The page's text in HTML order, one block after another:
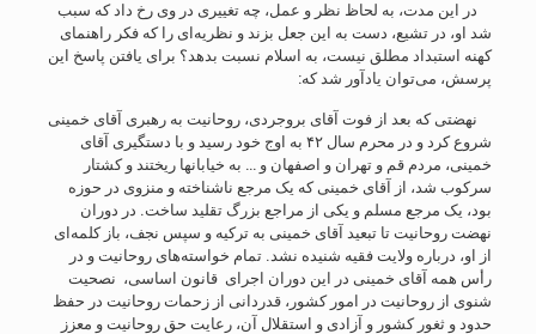
در این مدت، به لحاظ نظر و عمل، چه تغییری در وی رخ داد که سبب
شد او، در تشیع، دست به این جعل بزند و نظریه‌ای را که فکر راهنمای
کهنه استبداد مطلق نیست، به اسلام نسبت بدهد؟ برای یافتن پاسخ این
پرسش، می‌توان یادآور شد که:
نهضتی که بعد از فوت آقای بروجردی، روحانیت به رهبری آقای خمینی
شروع کرد و در محرم سال ۴۲ به اوج خود رسید و با دستگیری آقای
خمینی، مردم قم و تهران و اصفهان و … به خیابانها ریختند و کشتار
سرکوب شد، از آقاى خمینى که یک مرجع ناشناخته و منزوى در حوزه
بود، یک مرجع مسلم و یکى از مراجع بزرگ تقلید ساخت. در دوران
نهضت روحانیت تا تبعید آقای خمینی به ترکیه و سپس نجف، باز کلمه‌ای
از او، درباره ولایت فقیه شنیده نشد. تمام خواسته‌های روحانیت و در
رأس همه آقای خمینی در این دوران اجرای قانون اساسی، نصحیت
شنوی از روحانیت در امور کشور، قدردانی از زحمات روحانیت در حفظ
حدود و ثغور کشور و آزادی و استقلال آن، رعایت حق روحانیت و معزز